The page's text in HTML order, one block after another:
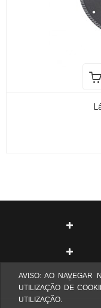
AVISO: AO NAVEGAR
UTILIZAÇÃO DE
UTILIZAÇÃO.